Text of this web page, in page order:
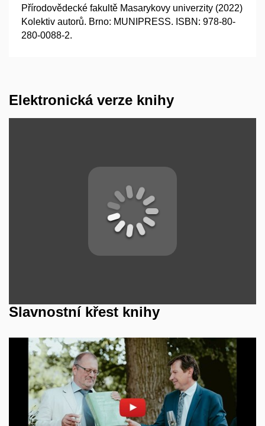
Přírodovědecké fakultě Masarykovy univerzity (2022)
Kolektiv autorů. Brno: MUNIPRESS. ISBN: 978-80-
280-0088-2.
Elektronická verze knihy
Slavnostní křest knihy
Povolit cookies a přehrát